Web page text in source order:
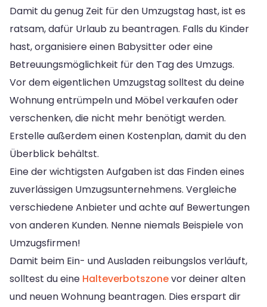
Damit du genug Zeit für den Umzugstag hast, ist es
ratsam, dafür Urlaub zu beantragen. Falls du Kinder
hast, organisiere einen Babysitter oder eine
Betreuungsmöglichkeit für den Tag des Umzugs.
Vor dem eigentlichen Umzugstag solltest du deine
Wohnung entrümpeln und Möbel verkaufen oder
verschenken, die nicht mehr benötigt werden.
Erstelle außerdem einen Kostenplan, damit du den
Überblick behältst.
Eine der wichtigsten Aufgaben ist das Finden eines
zuverlässigen Umzugsunternehmens. Vergleiche
verschiedene Anbieter und achte auf Bewertungen
von anderen Kunden. Nenne niemals Beispiele von
Umzugsfirmen!
Damit beim Ein- und Ausladen reibungslos verläuft,
solltest du eine Halteverbotszonevor deiner alten
und neuen Wohnung beantragen. Dies erspart dir